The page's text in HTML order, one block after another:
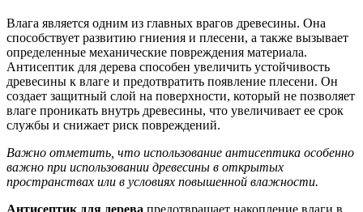
Влага является одним из главных врагов древесины. Она
способствует развитию гниения и плесени, а также вызывает
определенные механические повреждения материала.
Антисептик для дерева способен увеличить устойчивость
древесины к влаге и предотвратить появление плесени. Он
создает защитный слой на поверхности, который не позволяет
влаге проникать внутрь древесины, что увеличивает ее срок
службы и снижает риск повреждений.
Важно отметить, что использование антисептика особенно
важно при использовании древесины в открытых
пространствах или в условиях повышенной влажности.